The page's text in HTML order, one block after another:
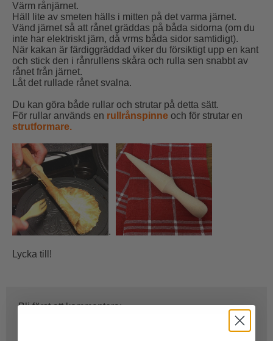
Värm rånjärnet.
Häll lite av smeten hälls i mitten på det varma järnet.
Vänd järnet så att rånet gräddas på båda sidorna (om du
inte har elektriskt järn, då vrms båda sidor samtidigt).
När kakan är färdiggräddad viker du försiktigt upp en kant
och stick den i rånrullens skåra och rulla sen snabbt av
rånet från järnet.
Låt det rullade rånet svalna.
Du kan göra både rullar och strutar på detta sätt.
För rullar används en rullrånspinne och för strutar en
strutformare.
.
Lycka till!
Bli först att kommentera: